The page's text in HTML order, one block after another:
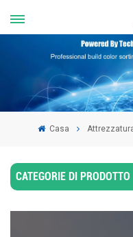
Casa
CATEGORIE DI PRODOTTO